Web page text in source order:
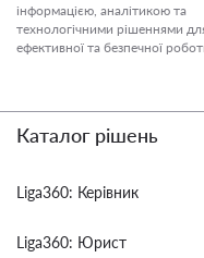
інформацією, аналітикою та
технологічними рішеннями
ефективної та безпечної
Каталог рішень
Liga360: Керівник
Liga360: Юрист